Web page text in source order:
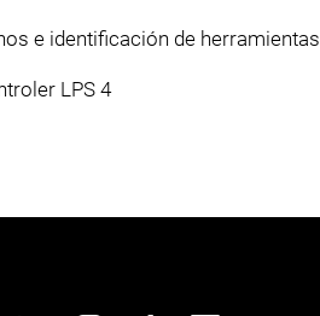
e identificación de herramientas
LPS 4